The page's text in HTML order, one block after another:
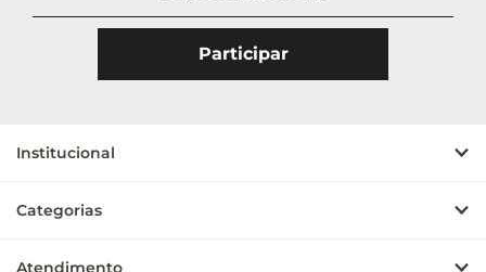
Institucional
Categorias
Atendimento